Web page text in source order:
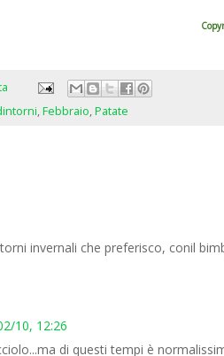
,Febbraio,Patate
invernali che preferisco, conil
10, 12:26
di questi tempi è